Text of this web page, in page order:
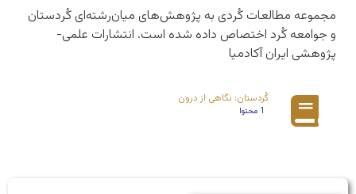
مجموعه مطالعات کُردی به پژوهش‌های میان‌رشته‌ای کُردستان
و جوامعه کُرد اختصاص داده شده است. انتشارات علمی-
پژوهشی ایران آکادمیا
کُردستان: نگاهی از درون
1 محتوا